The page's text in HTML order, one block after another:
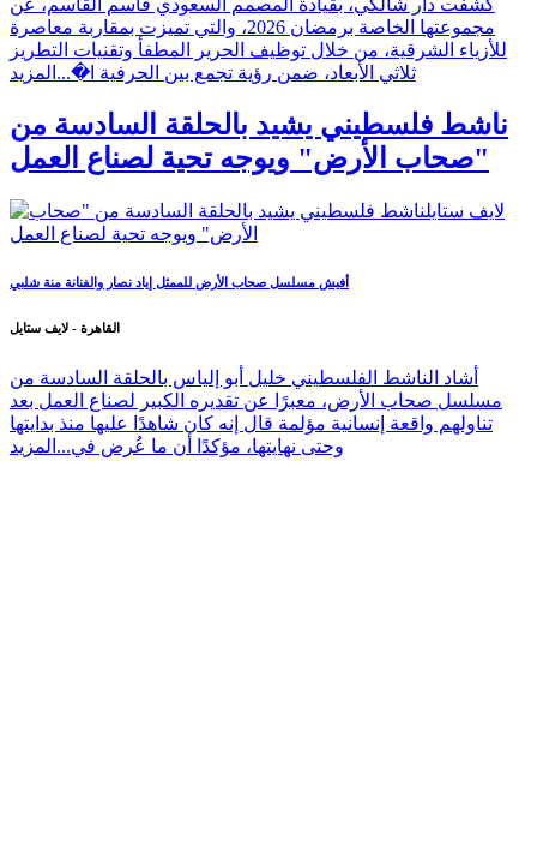
كشفت دار شالكي، بقيادة المصمم السعودي قاسم القاسم، عن
مجموعتها الخاصة برمضان 2026، والتي تميزت بمقاربة معاصرة
للأزياء الشرقية، من خلال توظيف الحرير المطفأ وتقنيات التطريز
ثلاثي الأبعاد، ضمن رؤية تجمع بين الحرفية ا�... المزيد
ناشط فلسطيني يشيد بالحلقة السادسة من
"صحاب الأرض" ويوجه تحية لصناع العمل
أفيش مسلسل صحاب الأرض للممثل إياد نصار والفنانة منة شلبي
القاهرة - لايف ستايل
أشاد الناشط الفلسطيني خليل أبو إلياس بالحلقة السادسة من
مسلسل صحاب الأرض، معبرًا عن تقديره الكبير لصناع العمل بعد
تناولهم واقعة إنسانية مؤلمة قال إنه كان شاهدًا عليها منذ بدايتها
وحتى نهايتها، مؤكدًا أن ما عُرض في... المزيد